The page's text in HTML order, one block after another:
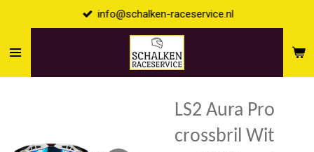
naar
info@schalken-raceservice.nl
LS2 Aura Pro
crossbril Wit